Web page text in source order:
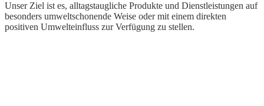
Unser Ziel ist es, alltagstaugliche Produkte und Dienstleistungen auf
besonders umweltschonende Weise oder mit einem direkten
positiven Umwelteinfluss zur Verfügung zu stellen.